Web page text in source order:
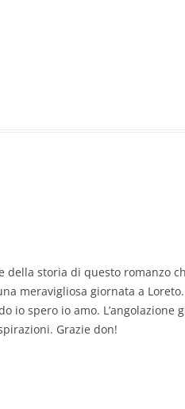
della storia di questo romanzo
meravigliosa giornata a Loreto.
io spero io amo. L’angolazione
Grazie don!